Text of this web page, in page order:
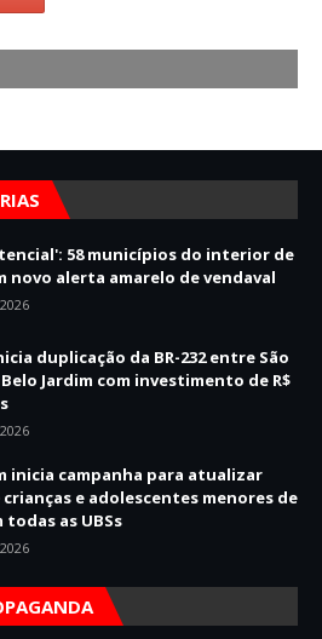
58 municípios do interior de
novo alerta amarelo de vendaval
duplicação da BR-232 entre São
Jardim com investimento de R$
inicia campanha para atualizar
crianças e adolescentes menores de
todas as UBSs